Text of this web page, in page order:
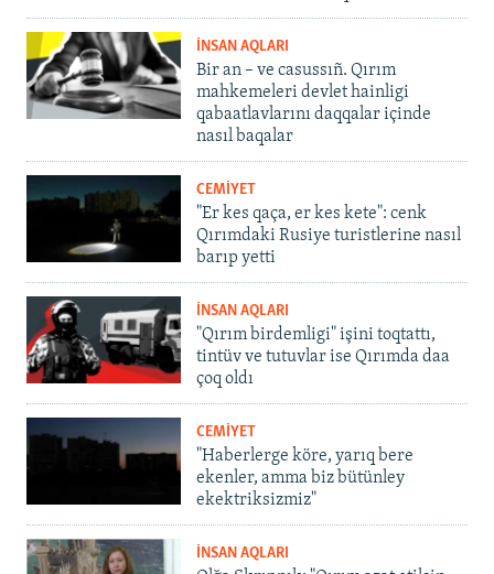
İNSAN AQLARI
Bir an – ve casussıñ. Qırım
mahkemeleri devlet hainligi
qabaatlavlarını daqqalar içinde
nasıl baqalar
CEMİYET
"Er kes qaça, er kes kete": cenk
Qırımdaki Rusiye turistlerine nasıl
barıp yetti
İNSAN AQLARI
"Qırım birdemligi" işini toqtattı,
tintüv ve tutuvlar ise Qırımda daa
çoq oldı
CEMİYET
"Haberlerge köre, yarıq bere
ekenler, amma biz bütünley
ekektriksizmiz"
İNSAN AQLARI